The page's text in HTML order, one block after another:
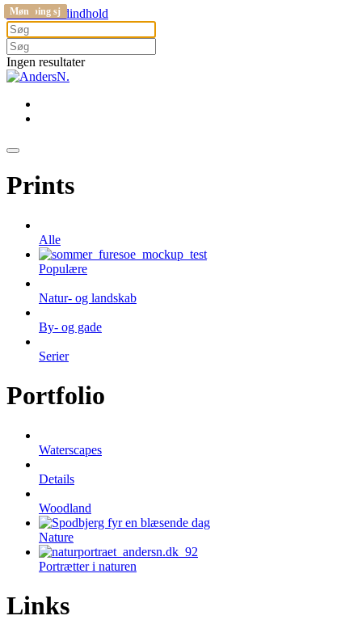
Gå til hovedindhold
Ingen resultater
Prints
Alle
Populære
Natur- og landskab
By- og gade
Serier
Portfolio
Waterscapes
Details
Woodland
Nature
Portrætter i naturen
Links
Nykøbing sj
Nykøbing sj
Møn